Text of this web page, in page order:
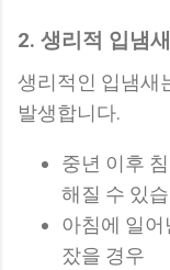
2. 생리적 입냄새
생리적인 입냄새
발생합니다.
중년 이후
해질 수 있
아침에 일어
잤을 경우